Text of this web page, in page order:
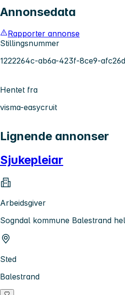
Annonsedata
Rapporter annonse
Stillingsnummer
1222264c-ab6a-423f-8ce9-
Hentet fra
visma-easycruit
Lignende annonser
Sjukepleiar
Arbeidsgiver
Sogndal kommune Balestrand
Sted
Balestrand